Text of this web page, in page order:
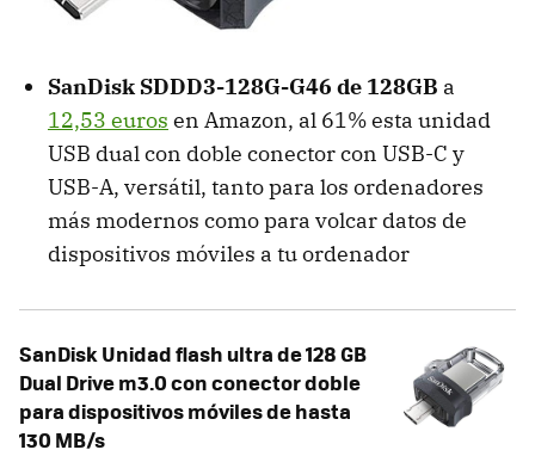
SanDisk ‎SDDD3-128G-G46 de 128GB a
12,53 euros en Amazon, al 61% esta unidad
USB dual con doble conector con USB-C y
USB-A, versátil, tanto para los ordenadores
más modernos como para volcar datos de
dispositivos móviles a tu ordenador
SanDisk Unidad flash ultra de 128 GB
Dual Drive m3.0 con conector doble
para dispositivos móviles de hasta
130 MB/s